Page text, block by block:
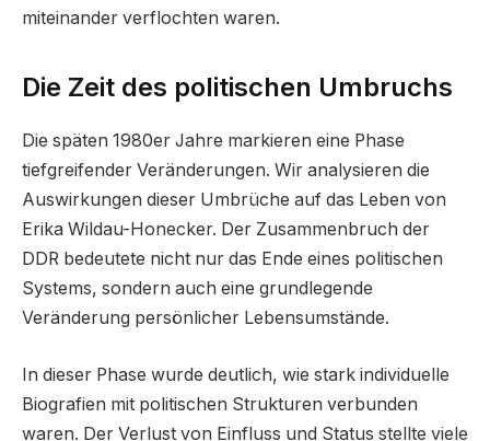
miteinander verflochten waren.
Die Zeit des politischen Umbruchs
Die späten 1980er Jahre markieren eine Phase
tiefgreifender Veränderungen. Wir analysieren die
Auswirkungen dieser Umbrüche auf das Leben von
Erika Wildau-Honecker. Der Zusammenbruch der
DDR bedeutete nicht nur das Ende eines politischen
Systems, sondern auch eine grundlegende
Veränderung persönlicher Lebensumstände.
In dieser Phase wurde deutlich, wie stark individuelle
Biografien mit politischen Strukturen verbunden
waren. Der Verlust von Einfluss und Status stellte viele